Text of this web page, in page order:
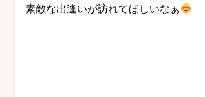
素敵な出逢いが訪れてほしいなぁ